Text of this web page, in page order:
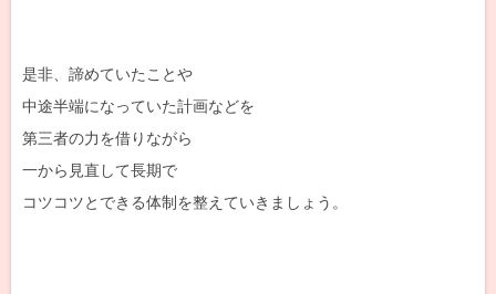
是非、諦めていたことや
中途半端になっていた計画などを
第三者の力を借りながら
一から見直して長期で
コツコツとできる体制を整えていきましょう。